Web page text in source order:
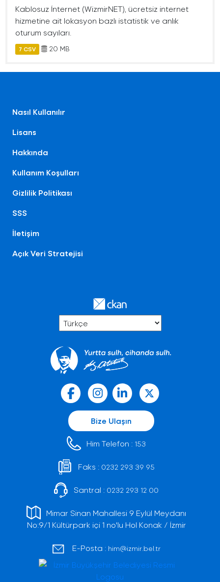
Kablosuz İnternet (WizmirNET), ücretsiz internet
hizmetine ait lokasyon bazlı istatistik ve anlık
oturum sayıları.
7 CSV 20 MB
Nasıl Kullanılır
Lisans
Hakkında
Kullanım Koşulları
Gizlilik Politikası
SSS
İletişim
Açık Veri Stratejisi
Bize Ulaşın
Him Telefon : 153
Faks : 0232 293 39 95
Santral : 0232 293 12 00
Mimar Sinan Mahallesi 9 Eylül Meydanı
No:9/1 Kültürpark içi 1 no'lu Hol Konak / İzmir
E-Posta : him@izmir.bel.tr